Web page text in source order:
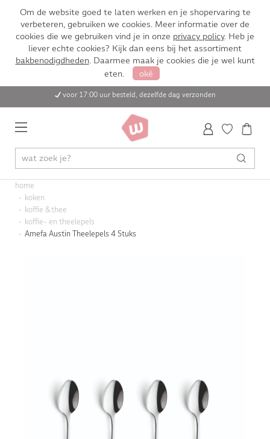
Om de website goed te laten werken en je shopervaring te
verbeteren, gebruiken we cookies. Meer informatie over de
cookies die we gebruiken vind je in onze privacy policy. Heb je
liever echte cookies? Kijk dan eens bij het assortiment
bakbenodigdheden. Daarmee maak je cookies die je wel kunt
eten.
oké
voor 17:00 uur besteld, dezelfde dag verzonden
home
koken
koffie & thee
koffie- en theelepels
Amefa Austin Theelepels 4 Stuks